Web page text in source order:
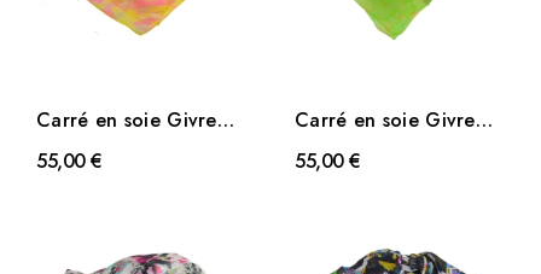
Carré en soie Givre
jaune
55,00 €
Carré en soie Givre
vert
55,00 €